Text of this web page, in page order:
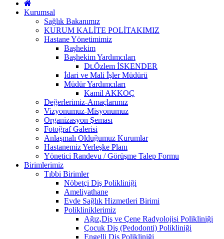
Kurumsal
Sağlık Bakanımız
KURUM KALİTE POLİTAKIMIZ
Hastane Yönetimimiz
Başhekim
Başhekim Yardımcıları
Dt.Özlem İSKENDER
İdari ve Mali İşler Müdürü
Müdür Yardımcıları
Kamil AKKOÇ
Değerlerimiz-Amaçlarımız
Vizyonumuz-Misyonumuz
Organizasyon Şeması
Fotoğraf Galerisi
Anlaşmalı Olduğumuz Kurumlar
Hastanemiz Yerleşke Planı
Yönetici Randevu / Görüşme Talep Formu
Birimlerimiz
Tıbbi Birimler
Nöbetçi Diş Polikliniği
Ameliyathane
Evde Sağlık Hizmetleri Birimi
Polikliniklerimiz
Ağız,Diş ve Çene Radyolojisi Polikliniği
Çocuk Diş (Pedodonti) Polikliniği
Engelli Diş Polikliniği